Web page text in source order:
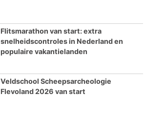
Flitsmarathon van start: extra
snelheidscontroles in Nederland en
populaire vakantielanden
Veldschool Scheepsarcheologie
Flevoland 2026 van start